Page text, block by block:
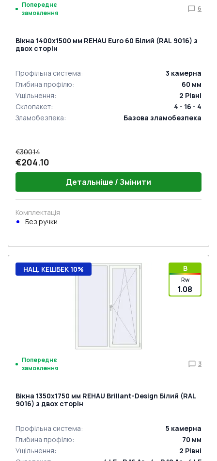
Попереднє
замовлення
6
Вікна 1400x1500 мм REHAU Euro 60 Білий (RAL 9016) з
двох сторін
Профільна система: 3 камерна
Глибина профілю: 60 мм
Ущільнення: 2 Рівні
Склопакет:
4 - 16 - 4
Зламобезпека: Базова зламобезпека
€300.14
€204.10
Детальніше / Змінити
Комплектація
Без ручки
B
Rw
1.08
НАЦ. КЕШБЕК 10%
Попереднє
замовлення
3
Вікна 1350x1750 мм REHAU Brillant-Design Білий (RAL
9016) з двох сторін
Профільна система: 5 камерна
Глибина профілю: 70 мм
Ущільнення: 2 Рівні